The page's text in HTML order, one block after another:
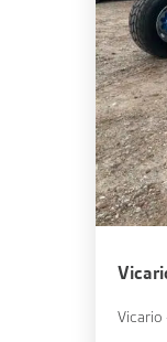
Vicario